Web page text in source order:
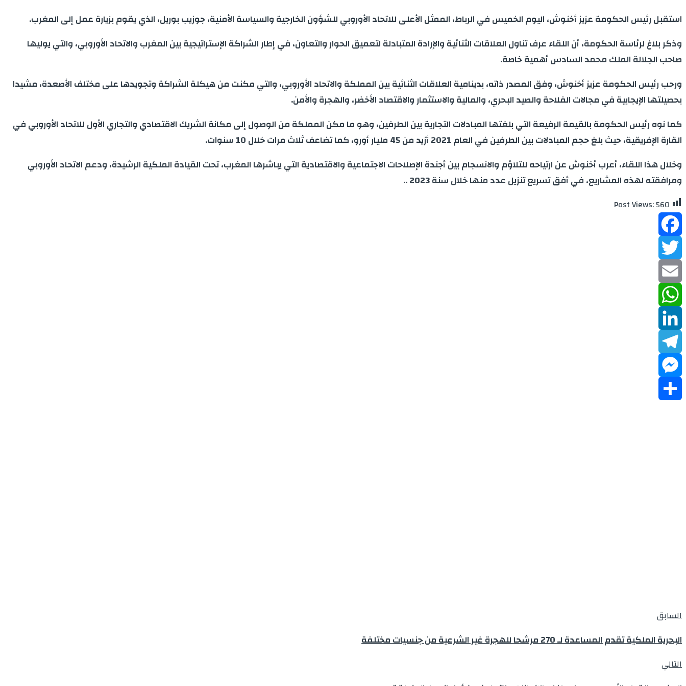
استقبل رئيس الحكومة عزيز أخنوش، اليوم الخميس في الرباط، الممثل الأعلى للاتحاد الأوروبي للشؤون الخارجية والسياسة الأمنية، جوزيب بوريل، الذي يقوم بزيارة عمل إلى المغرب.
وذكر بلاغ لرئاسة الحكومة، أن اللقاء عرف تناول العلاقات الثنائية والإرادة المتبادلة لتعميق الحوار والتعاون، في إطار الشراكة الإستراتيجية بين المغرب والاتحاد الأوروبي، والتي يوليها
صاحب الجلالة الملك محمد السادس أهمية خاصة.
ورحب رئيس الحكومة عزيز أخنوش، وفق المصدر ذاته، بدينامية العلاقات الثنائية بين المملكة والاتحاد الأوروبي، والتي مكنت من هيكلة الشراكة وتجويدها على مختلف الأصعدة، مشيدا
بحصيلتها الإيجابية في مجالات الفلاحة والصيد البحري، والمالية والاستثمار والاقتصاد الأخضر، والهجرة والأمن.
كما نوه رئيس الحكومة بالقيمة الرفيعة التي بلغتها المبادلات التجارية بين الطرفين، وهو ما مكن المملكة من الوصول إلى مكانة الشريك الاقتصادي والتجاري الأول للاتحاد الأوروبي في
القارة الإفريقية، حيث بلغ حجم المبادلات بين الطرفين في العام 2021 أزيد من 45 مليار أورو، كما تضاعف ثلاث مرات خلال 10 سنوات.
وخلال هذا اللقاء، أعرب أخنوش عن ارتياحه للتلاؤم والانسجام بين أجندة الإصلاحات الاجتماعية والاقتصادية التي يباشرها المغرب، تحت القيادة الملكية الرشيدة، ودعم الاتحاد الأوروبي
ومرافقته لهذه المشاريع، في أفق تسريع تنزيل عدد منها خلال سنة 2023 ..
Post Views:560
Facebook
Twitter
Email
WhatsApp
LinkedIn
Telegram
Messenger
السابق
البحرية الملكية تقدم المساعدة لـ 270 مرشحا للهجرة غير الشرعية من جنسيات مختلفة
التالي